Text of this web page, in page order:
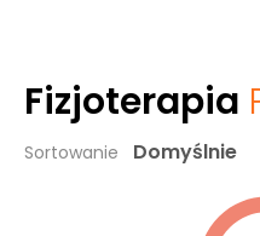
Fizjoterapia
Sortowanie Domyślnie